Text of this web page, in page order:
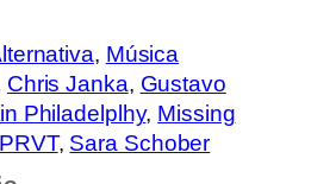
, Música
Chris Janka, Gustavo
Philadelplhy, Missing
PRVT, Sara Schober